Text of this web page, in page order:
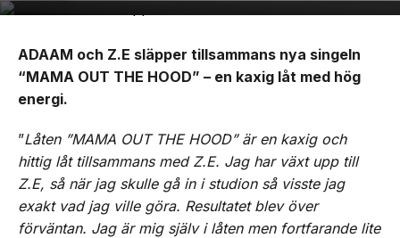
ADAAM och Z.E släpper tillsammans nya singeln
“MAMA OUT THE HOOD” – en kaxig låt med hög
energi.
”Låten ”MAMA OUT THE HOOD” är en kaxig och
hittig låt tillsammans med Z.E. Jag har växt upp till
Z.E, så när jag skulle gå in i studion så visste jag
exakt vad jag ville göra. Resultatet blev över
förväntan. Jag är mig själv i låten men fortfarande lite